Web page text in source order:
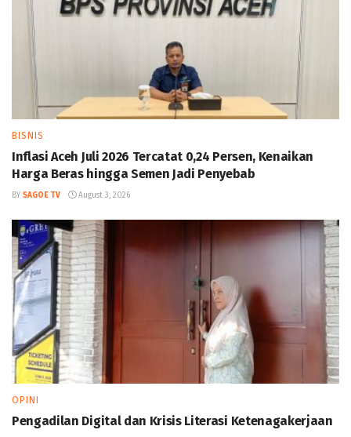
BISNIS
Inflasi Aceh Juli 2026 Tercatat 0,24 Persen, Kenaikan
Harga Beras hingga Semen Jadi Penyebab
BY SAGOE TV August 3, 2026
OPINI
Pengadilan Digital dan Krisis Literasi Ketenagakerjaan